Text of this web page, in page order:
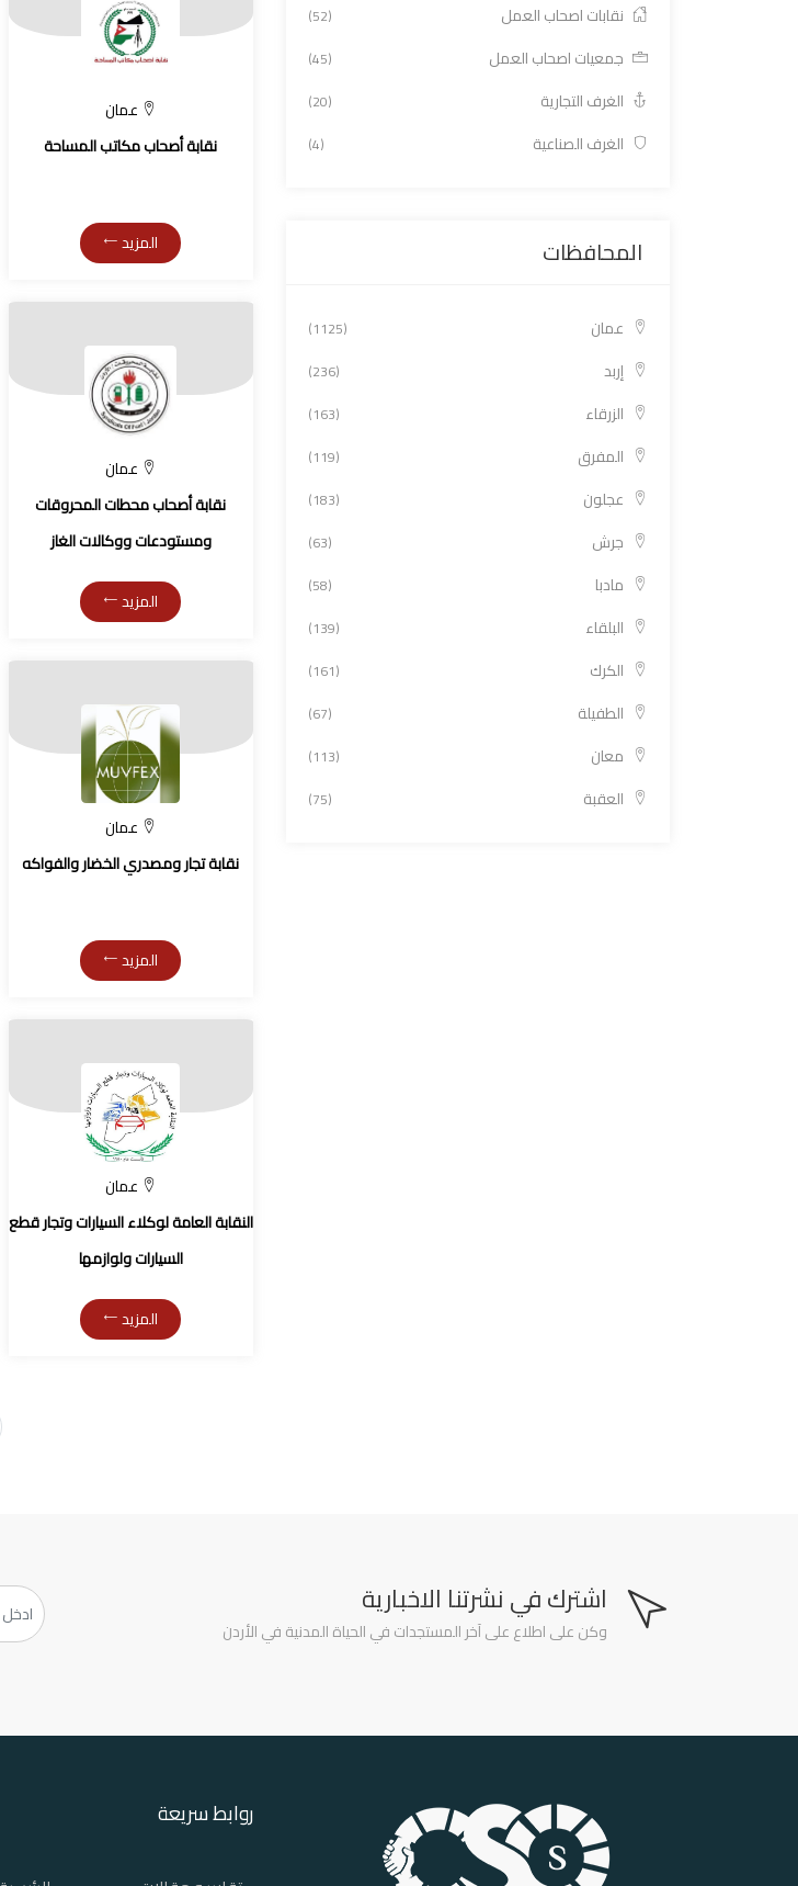
نقابات اصحاب العمل (52)
جمعيات اصحاب العمل (45)
الغرف التجارية (20)
الغرف الصناعية (4)
المحافظات
عمان (1125)
إربد (236)
الزرقاء (163)
المفرق (119)
عجلون (183)
جرش (63)
مادبا (58)
البلقاء (139)
الكرك (161)
الطفيلة (67)
معان (113)
العقبة (75)
عمان
نقابة أصحاب مكاتب المساحة
المزيد
عمان
نقابة أصحاب محطات المحروقات
ومستودعات ووكالات الغاز
المزيد
عمان
نقابة تجار ومصدري الخضار والفواكه
المزيد
عمان
النقابة العامة لوكلاء السيارات وتجار قطع
السيارات ولوازمها
المزيد
اشترك في نشرتنا الاخبارية
وكن على اطلاع على آخر المستجدات في الحياة المدنية في الأردن
روابط سريعة